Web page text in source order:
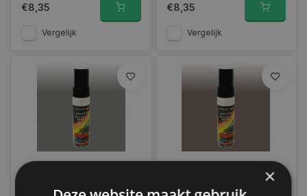
€8,35
Vergelijk
€8,35
Vergelijk
×